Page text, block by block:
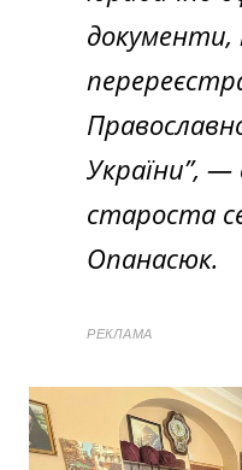
України”, —
староста
Опанасюк.
РЕКЛАМА